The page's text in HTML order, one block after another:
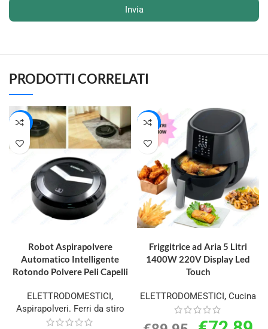
Invia
PRODOTTI CORRELATI
-36%
Robot Aspirapolvere
Automatico Intelligente
Rotondo Polvere Peli Capelli
ELETTRODOMESTICI,
Aspirapolveri. Ferri da stiro
-19%
Friggitrice ad Aria 5 Litri
1400W 220V Display Led
Touch
ELETTRODOMESTICI, Cucina